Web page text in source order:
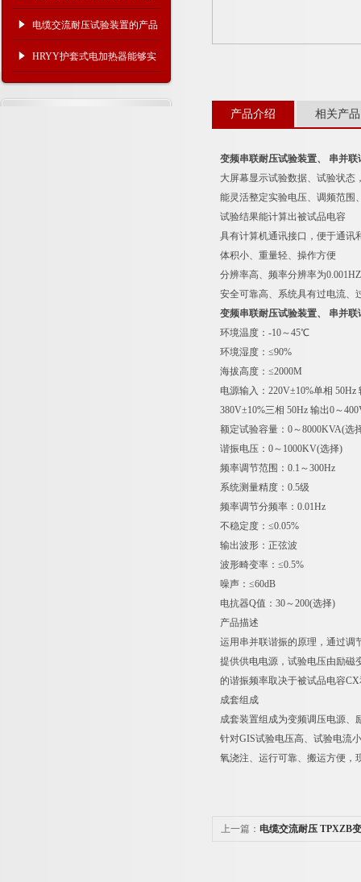
绍
电缆交流耐压试验装置的产品
及选用
HRYY护套式电加热器能够实
现可控温、温度均匀等多种要
产品介绍 相关产品
变频串联耐压试验装置、 串并联
大屏幕显示试验数据、试验状态
能灵活整定实验电压、调频范围
试验结果能计算出被试品电容
具有计算机通讯接口，便于通讯
体积小、重量轻、操作方便
分辨率高、频率分辨率为0.001HZ
安全可靠高、系统具有过电流、
变频串联耐压试验装置、 串并联
环境温度：-10～45℃
环境湿度：≤90%
海拔高度：≤2000M
电源输入：220V±10%单相
380V±10%三相 50Hz 输出0～
额定试验容量：0～8000KVA(选
谐振电压：0～1000KV(选择)
频率调节范围：0.1～300Hz
系统测量精度：0.5级
频率调节分频率：0.01Hz
不稳定度：≤0.05%
输出波形：正弦波
波形畸变率：≤0.5%
噪声：≤60dB
电抗器Q值：30～200(选择)
产品描述
运用串并联谐振的原理，通过调
提供供电电源，试验电压由励磁
的谐振频率取决于被试品电容
成套组成
成套装置组成为变频调压电源、
针对GIS试验电压高、试验电流
氧浇注、运行可靠、搬运方便，
上一篇： 电缆交流耐压 TPXZB